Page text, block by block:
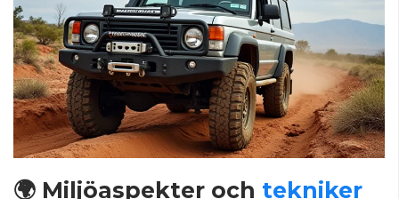
🌍 Miljöaspekter och tekniker